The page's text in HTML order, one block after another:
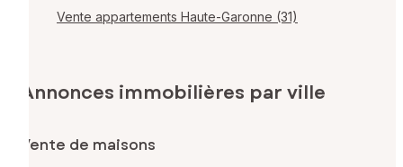
Vente appartements Haute-Garonne (31)
Annonces immobilières par ville
Vente de maisons